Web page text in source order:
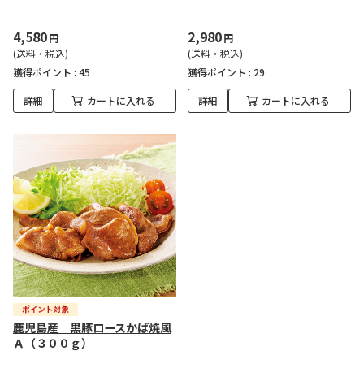
4,580円
(送料・税込)
獲得ポイント : 45
詳細 カートに入れる
2,980円
(送料・税込)
獲得ポイント : 29
詳細 カートに入れる
鹿児島産 黒豚ロースかば焼風
Ａ（３００ｇ）